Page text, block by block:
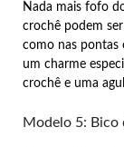
Nada mais fofo
crochê podem
como nas pontas
um charme
crochê e uma
Modelo 5: Bico